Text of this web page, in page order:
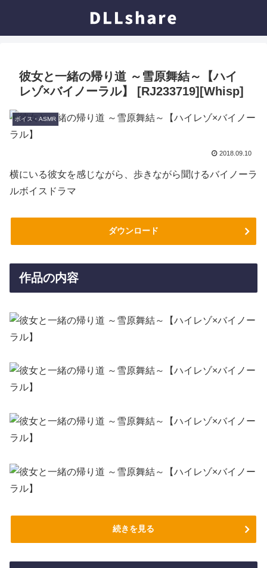
彼女と一緒の帰り道 ～雪原舞結～【ハイ
レゾ×バイノーラル】 [RJ233719][Whisp]
ボイス・ASMR
2018.09.10
横にいる彼女を感じながら、歩きながら聞けるバイノーラ
ルボイスドラマ
ダウンロード
作品の内容
続きを見る